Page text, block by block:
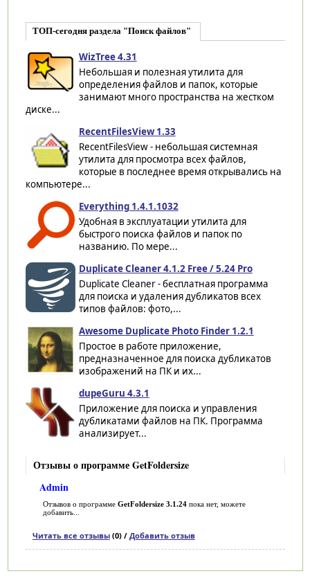
ТОП-сегодня раздела "Поиск файлов"
WizTree 4.31
Небольшая и полезная утилита для
определения файлов и папок, которые
занимают много пространства на жестком
диске...
RecentFilesView 1.33
RecentFilesView - небольшая системная
утилита для просмотра всех файлов,
которые в последнее время открывались на
компьютере...
Everything 1.4.1.1032
Удобная в эксплуатации утилита для
быстрого поиска файлов и папок по
названию. По мере...
Duplicate Cleaner 4.1.2 Free / 5.24 Pro
Duplicate Cleaner - бесплатная программа
для поиска и удаления дубликатов всех
типов файлов: фото,...
Awesome Duplicate Photo Finder 1.2.1
Простое в работе приложение,
предназначенное для поиска дубликатов
изображений на ПК и их...
dupeGuru 4.3.1
Приложение для поиска и управления
дубликатами файлов на ПК. Программа
анализирует...
Отзывы о программе GetFoldersize
Admin
Отзывов о программе GetFoldersize 3.1.24пока нет, можете
добавить...
Читать все отзывы(0) / Добавить отзыв